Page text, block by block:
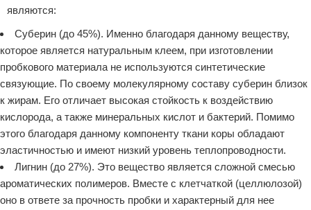
являются:
Суберин (до 45%). Именно благодаря данному веществу,
которое является натуральным клеем, при изготовлении
пробкового материала не используются синтетические
связующие. По своему молекулярному составу суберин близок
к жирам. Его отличает высокая стойкость к воздействию
кислорода, а также минеральных кислот и бактерий. Помимо
этого благодаря данному компоненту ткани коры обладают
эластичностью и имеют низкий уровень теплопроводности.
Лигнин (до 27%). Это вещество является сложной смесью
ароматических полимеров. Вместе с клетчаткой (целлюлозой)
оно в ответе за прочность пробки и характерный для нее